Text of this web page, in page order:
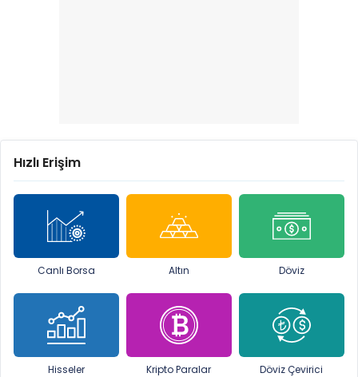
Hızlı Erişim
Canlı Borsa Altın Döviz
Hisseler Kripto Paralar Döviz Çevirici